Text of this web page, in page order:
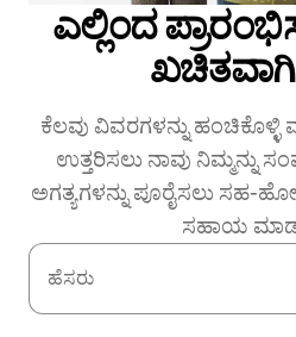
ಎಲ್ಲಿಂದ
ಕೆಲವು ವಿವರಗಳನ್ನು ಹಂಚಿಕೊಳ್ಳಿ
ಉತ್ತರಿಸಲು ನಾವು ನಿಮ್ಮನ್ನು
ಅಗತ್ಯಗಳನ್ನು ಪೂರೈಸಲು ಸಹ-
ಸಹಾಯ
ಹೆಸರು